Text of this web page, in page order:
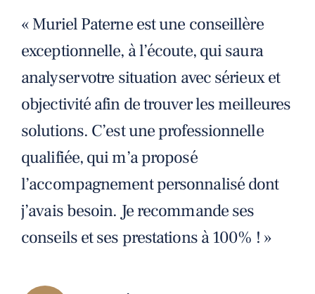
« Muriel Paterne est une conseillère
exceptionnelle, à l’écoute, qui saura
analyser votre situation avec sérieux et
objectivité afin de trouver les meilleures
solutions. C’est une professionnelle
qualifiée, qui m’a proposé
l’accompagnement personnalisé dont
j’avais besoin. Je recommande ses
conseils et ses prestations à 100% ! »